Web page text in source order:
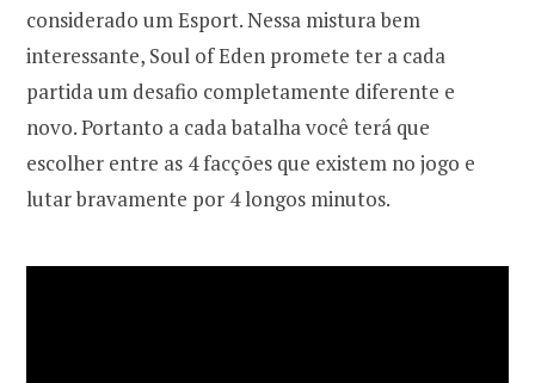
considerado um Esport. Nessa mistura bem
interessante, Soul of Eden promete ter a cada
partida um desafio completamente diferente e
novo. Portanto a cada batalha você terá que
escolher entre as 4 facções que existem no jogo e
lutar bravamente por 4 longos minutos.